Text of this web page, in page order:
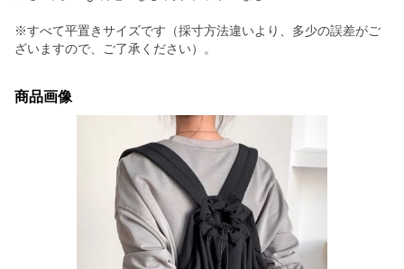
※すべて平置きサイズです（採寸方法違いより、多少の誤差がご
ざいますので、ご了承ください）。
商品画像